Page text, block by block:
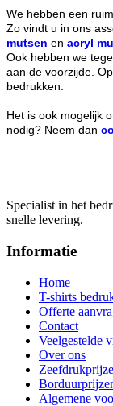
We hebben een
Zo vindt u in ons
mutsen en acryl
Ook hebben we
aan de voorzijde.
bedrukken.
Het is ook mogelijk
nodig? Neem dan
Specialist in het
snelle levering.
Informatie
Home
T-shirts
Offerte
Contact
Veelgestelde
Over ons
Algemene